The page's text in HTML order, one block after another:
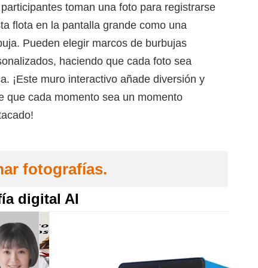
toman una foto para registrarse
flota en la pantalla grande como una
Pueden elegir marcos de burbujas
haciendo que cada foto sea
¡Este muro interactivo añade diversión y
que cada momento sea un momento
fotografías.
digital AI